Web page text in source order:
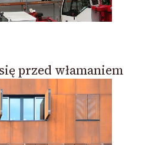
przed włamaniem